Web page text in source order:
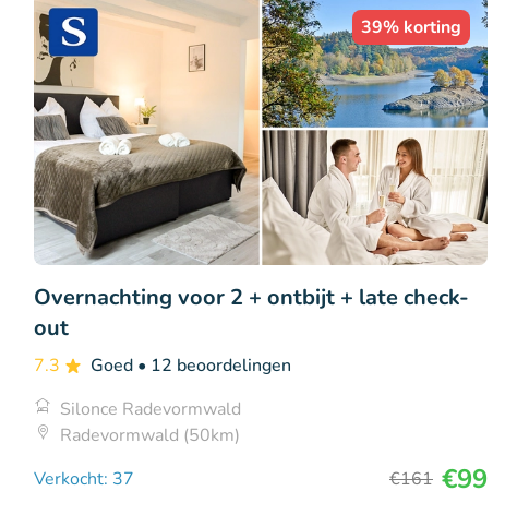
39% korting
Overnachting voor 2 + ontbijt + late check-
out
7.3 Goed • 12 beoordelingen
Silonce Radevormwald
Radevormwald (50km)
Verkocht: 37
€161 €99